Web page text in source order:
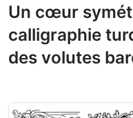
Un cœur
calligraphie
des volutes